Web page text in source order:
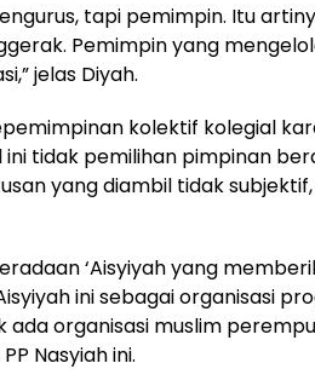
tapi pemimpin. Itu
Pemimpin yang
jelas Diyah.
kolektif kolegial
tidak pemilihan pimpinan
yang diambil tidak
‘Aisyiyah yang
ini sebagai organisasi
ada organisasi muslim
Nasyiah ini.